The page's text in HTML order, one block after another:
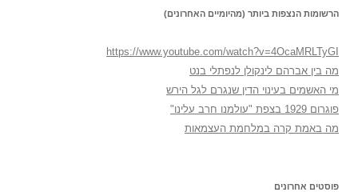
הרשומות הנצפות ביותר (מהיומיים האחרונים)
https://www.youtube.com/watch?v=4OcaMRLTyGI
מה בין אברהם לינקולן לנפתלי בנט
מי האשמים בעינוי הדין שנגרם לגל הירש
פוגרום 1929 בצפת "עולמנו חרב עלינו"
מה באמת קרה במלחמת העצמאות
פוסטים אחרונים